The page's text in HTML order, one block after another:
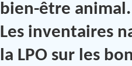
bien-être animal.
Les inventaires
la LPO sur les